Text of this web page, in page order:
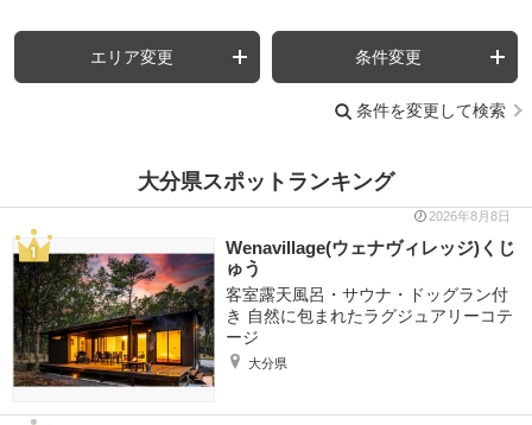
エリア変更 条件変更
条件を変更して検索
大分県スポットランキング
2026年8月8日
Wenavillage(ウェナヴィレッジ)くじ
ゅう
客室露天風呂・サウナ・ドッグラン付
き 自然に包まれたラグジュアリーコテ
ージ
大分県